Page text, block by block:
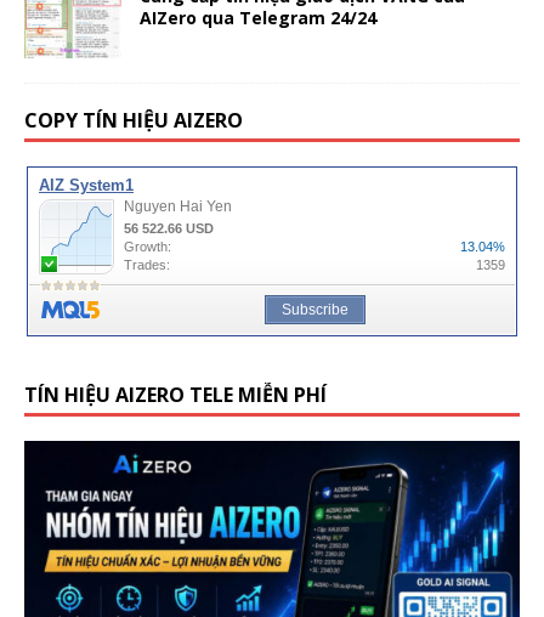
AIZero qua Telegram 24/24
COPY TÍN HIỆU AIZERO
TÍN HIỆU AIZERO TELE MIỄN PHÍ